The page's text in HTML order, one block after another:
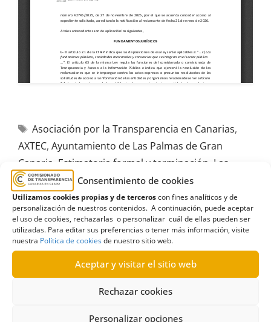
Consentimiento de cookies
Utilizamos cookies propias y de terceroscon fines analíticos y de
personalización de nuestros contenidos. A continuación, puede aceptar
el uso de cookies, rechazarlas o personalizar cuál de ellas pueden ser
utilizadas. Para editar sus preferencias o tener más información, visite
nuestra Política de cookiesde nuestro sitio web.
Aceptar y visitar el sitio web
Rechazar cookies
Personalizar opciones
Asociación por la Transparencia en Canarias,
AXTEC, Ayuntamiento de Las Palmas de Gran
Canaria Estimatoria formal y terminación Las
Canteras,local,paseo
R127/2021
sobre gasto por las campanadas de Nochevieja